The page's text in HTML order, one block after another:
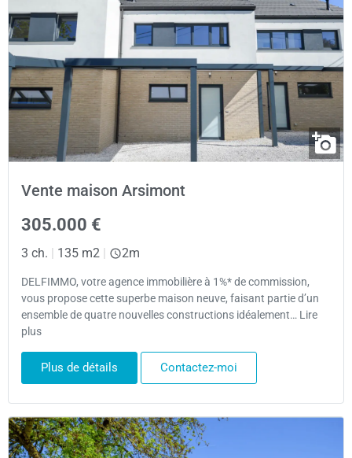
Vente maison Arsimont
305.000 €
3 ch. | 135 m2 | 2m
DELFIMMO, votre agence immobilière à 1%* de commission,
vous propose cette superbe maison neuve, faisant partie d’un
ensemble de quatre nouvelles constructions idéalement… Lire
plus
Plus de détails Contactez-moi